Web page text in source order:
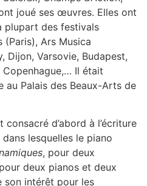
joué ses œuvres. Elles ont
plupart des festivals
(Paris), Ars Musica
Dijon, Varsovie, Budapest,
Copenhague,… Il était
au Palais des Beaux-Arts de
consacré d’abord à l’écriture
lesquelles le piano
, pour deux
deux pianos et deux
son intérêt pour les